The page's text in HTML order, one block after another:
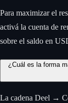
Para maximizar el
activá la cuenta de
sobre el saldo en
¿Cuál es la forma
La cadena Deel →